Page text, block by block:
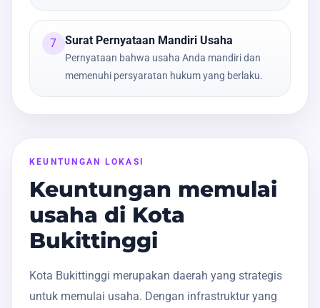
7 Surat Pernyataan Mandiri Usaha
Pernyataan bahwa usaha Anda mandiri dan
memenuhi persyaratan hukum yang berlaku.
KEUNTUNGAN LOKASI
Keuntungan memulai
usaha di Kota
Bukittinggi
Kota Bukittinggi merupakan daerah yang strategis
untuk memulai usaha. Dengan infrastruktur yang